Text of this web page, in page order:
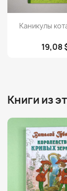

Каникулы
19,08
Книги из